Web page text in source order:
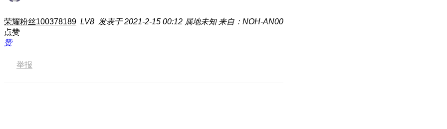
荣耀粉丝100378189 LV8 发表于 2021-2-15 00:12 属地未知 来自：NOH-AN00
点赞
赞
举报